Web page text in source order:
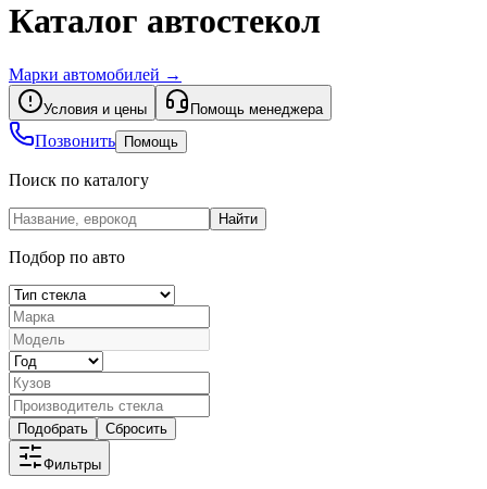
Каталог автостекол
Марки автомобилей →
Условия и цены Помощь менеджера
Позвонить Помощь
Поиск по каталогу
Найти
Подбор по авто
Подобрать Сбросить
Фильтры